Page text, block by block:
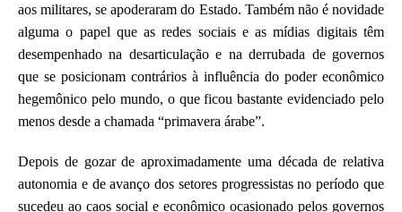
aos militares, se apoderaram do Estado. Também não énovidade
alguma o papel que as redes sociais e as mídias digitais têm
desempenhado na desarticulação e naderrubada de governos
que se posicionam contrários à influência do poder econômico
hegemônico pelo mundo, o que ficou bastante evidenciado pelo
menos desde a chamada “primavera árabe”.
Depois de gozar de aproximadamente uma décadade relativa
autonomia e de avanço dos setores progressistasno período que
sucedeu ao caos social e econômico ocasionado pelos governos